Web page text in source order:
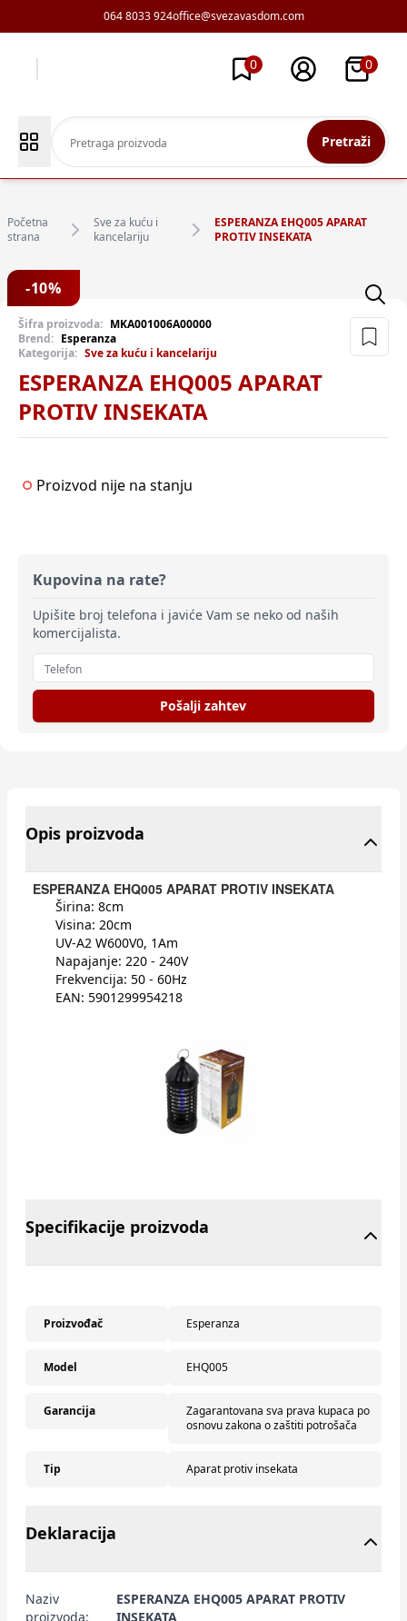
064 8033 924office@svezavasdom.com
0 0
Pretraži
Početna
strana
Sve za kuću i
kancelariju
ESPERANZA EHQ005 APARAT
PROTIV INSEKATA
-10%
Šifra proizvoda: MKA001006A00000
Brend: Esperanza
Kategorija: Sve za kuću i kancelariju
ESPERANZA EHQ005 APARAT
PROTIV INSEKATA
Proizvod nije na stanju
Kupovina na rate?
Upišite broj telefona i javiće Vam se neko od naših
komercijalista.
Pošalji zahtev
Opis proizvoda
ESPERANZA EHQ005 APARAT PROTIV INSEKATA
Širina: 8cm
Visina: 20cm
UV-A2 W600V0, 1Am
Napajanje: 220 - 240V
Frekvencija: 50 - 60Hz
EAN: 5901299954218
Specifikacije proizvoda
Proizvođač Esperanza
Model EHQ005
Garancija
Zagarantovana sva prava kupaca po
osnovu zakona o zaštiti potrošača
Tip Aparat protiv insekata
Deklaracija
Naziv
proizvoda:
ESPERANZA EHQ005 APARAT PROTIV
INSEKATA